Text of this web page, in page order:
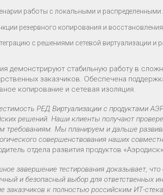
работы с локальными и
резервного копирования и
с решениями сетевой виртуализации и
демонстрируют стабильную работу в
заказчиков. Обеспечена
копирование и сетевая изоляция.
РЕД Виртуализации с продуктами
решений. Наши клиенты получают
требованиям. Мы планируем и дальше
совершенствования наших
отдела развития продуктов
завершение тестирования доказывает, что
и безопасный выбор для ответственных
заказчиков к полностью российским ИТ-